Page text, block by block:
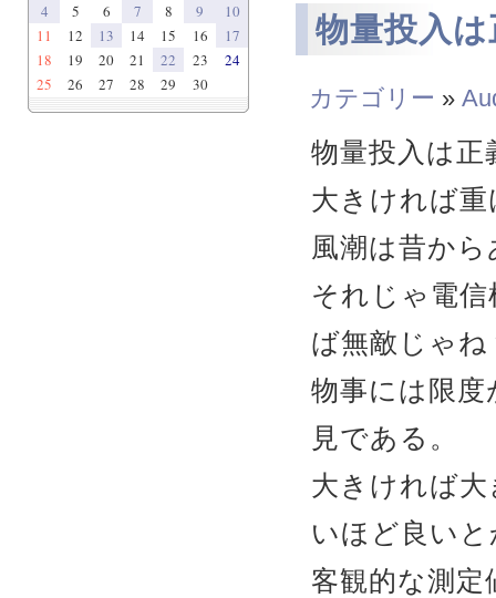
物量投入
カテゴリー »
物量投入は正
大きければ
風潮は昔か
それじゃ電
ば無敵じゃ
物事には限
見である。
大きければ
いほど良い
客観的な測
4
5 6 7 8 9
10
11
12 13 14 15 16
17
18
19 20 21 22 23
24
25
26 27 28 29 30